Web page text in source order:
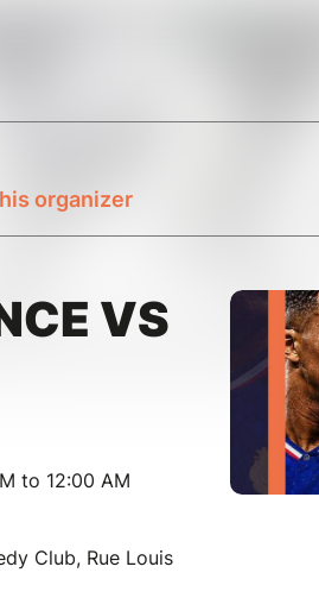
organizer
VS
to 12:00 AM
Club, Rue Louis